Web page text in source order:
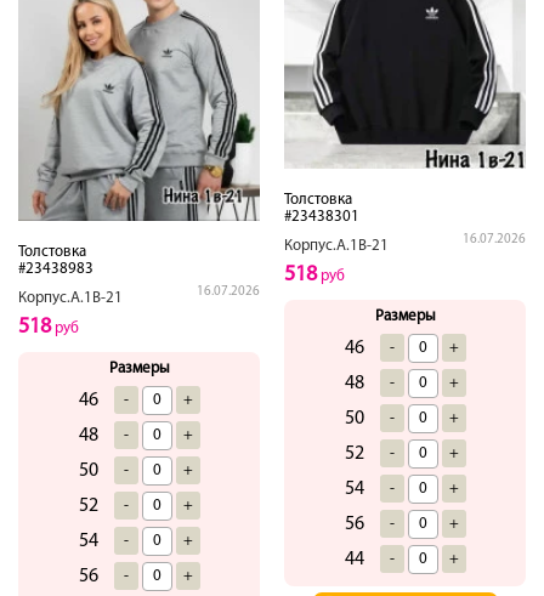
Толстовка
#23438983
Корпус.А.1В-21
16.07.2026
518руб
Размеры
46 - +
48 - +
50 - +
52 - +
54 - +
56 - +
Толстовка
#23438301
Корпус.А.1В-21
16.07.2026
518руб
Размеры
46 - +
48 - +
50 - +
52 - +
54 - +
56 - +
44 - +